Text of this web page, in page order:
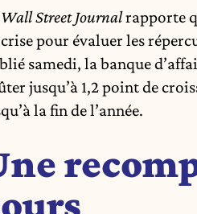
Wall Street Journalrapporte
pour évaluer les
samedi, la banque
jusqu’à 1,2 point de
la fin de l’année.